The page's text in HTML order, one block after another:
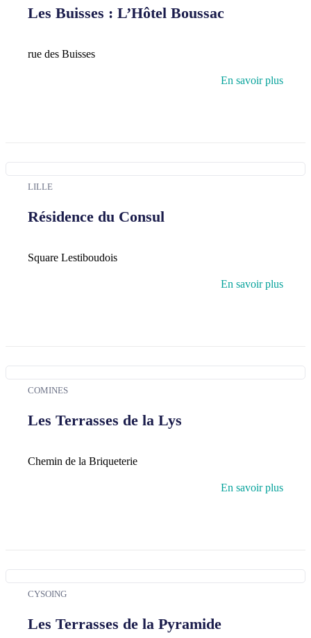
Les Buisses : L’Hôtel Boussac
rue des Buisses
En savoir plus
LILLE
Résidence du Consul
Square Lestiboudois
En savoir plus
COMINES
Les Terrasses de la Lys
Chemin de la Briqueterie
En savoir plus
CYSOING
Les Terrasses de la Pyramide